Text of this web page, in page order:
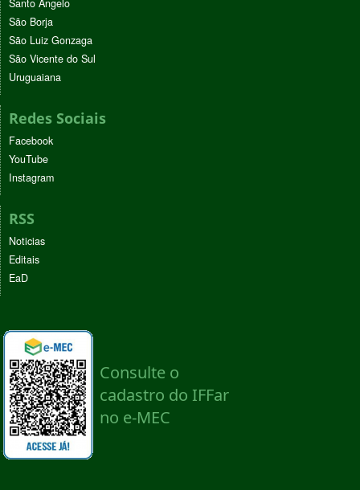
Santo Ângelo
São Borja
São Luiz Gonzaga
São Vicente do Sul
Uruguaiana
Redes Sociais
Facebook
YouTube
Instagram
RSS
Noticias
Editais
EaD